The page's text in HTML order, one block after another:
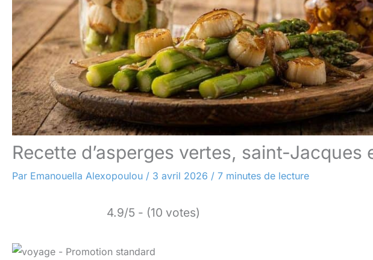
Recette d’asperges vertes, saint-Jacques
Par Emanouella Alexopoulou / 3 avril 2026 / 7 minutes de lecture
4.9/5 - (10 votes)